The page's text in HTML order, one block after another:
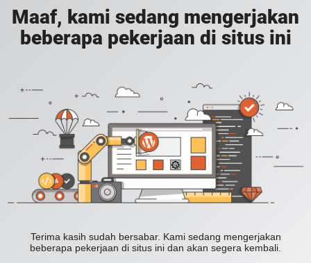
Maaf, kami sedang mengerjakan
beberapa pekerjaan di situs ini
Terima kasih sudah bersabar. Kami sedang mengerjakan
beberapa pekerjaan di situs ini dan akan segera kembali.